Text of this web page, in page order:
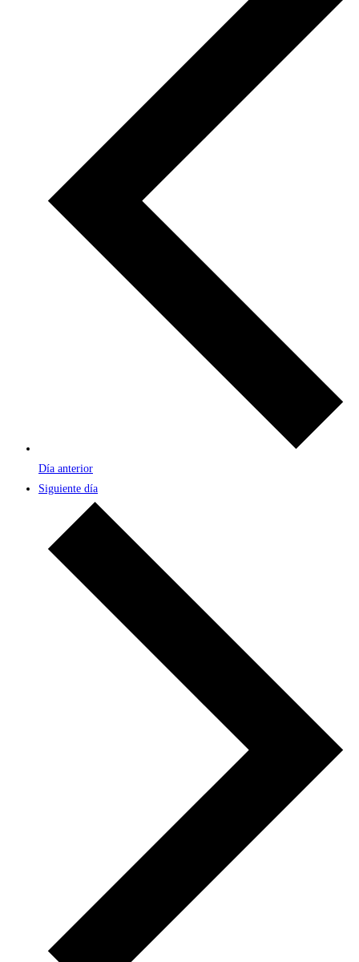
Día anterior
Siguiente día